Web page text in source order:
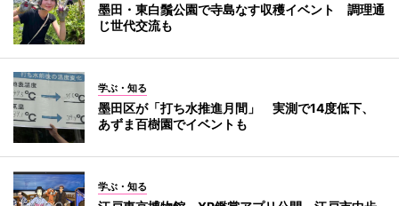
墨田・東白鬚公園で寺島なす収穫イベント 調理通
じ世代交流も
学ぶ・知る
墨田区が「打ち水推進月間」 実測で14度低下、
あずま百樹園でイベントも
学ぶ・知る